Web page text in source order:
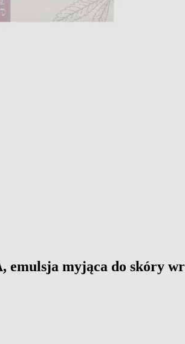
emulsja myjąca do skóry